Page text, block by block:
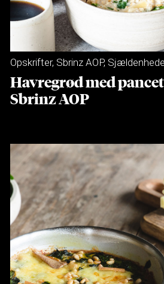
Opskrifter, Sbrinz AOP,
Havregrød med
Sbrinz AOP